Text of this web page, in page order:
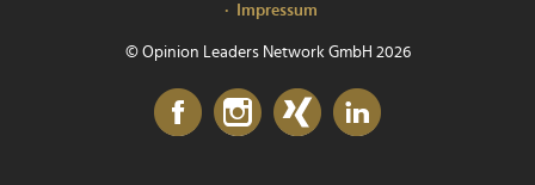
Impressum
© Opinion Leaders Network GmbH 2026